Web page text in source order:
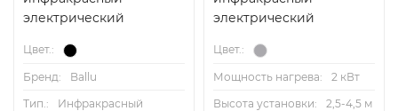
электрический
Цвет.:
Бренд:
Ballu
Тип.:
Инфракрасный
электрический
Цвет.:
Мощность нагрева:
2 кВт
Высота установки:
2,5-4,5 м